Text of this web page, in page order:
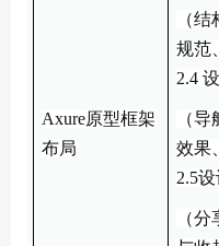
Axure原型框架
布局
（结
规范
2.4
（导
效果
2.5设
（分